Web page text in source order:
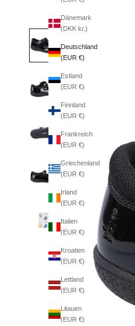
Dänemark
(DKK kr.)
Deutschland
(EUR €)
Estland
(EUR €)
Finnland
(EUR €)
Frankreich
(EUR €)
Griechenland
(EUR €)
Irland
(EUR €)
Italien
(EUR €)
Kroatien
(EUR €)
Lettland
(EUR €)
Litauen
(EUR €)